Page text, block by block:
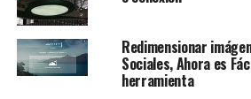
Redimensionar
Sociales, Ahora es
herramienta